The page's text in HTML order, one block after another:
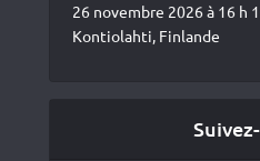
26 novembre 2026 à 16 h
Kontiolahti, Finlande